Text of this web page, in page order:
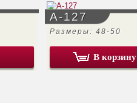
А-127
Размеры: 48-50
В корзину